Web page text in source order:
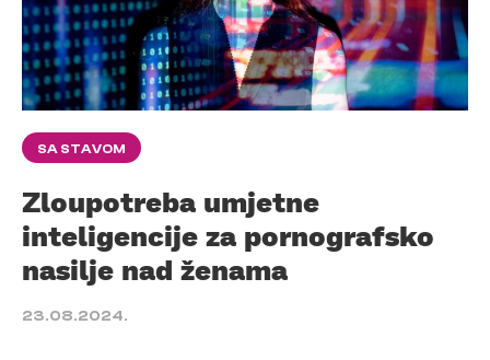
SA STAVOM
Zloupotreba umjetne
inteligencije za pornografsko
nasilje nad ženama
23.08.2024.